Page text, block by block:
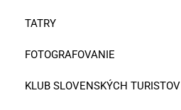
TATRY
FOTOGRAFOVANIE
KLUB SLOVENSKÝCH TURISTOV